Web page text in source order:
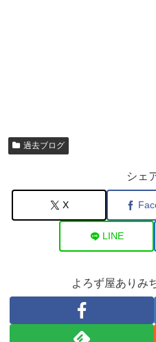
過去ブログ
シェ
X
LINE
よろず屋ありみ